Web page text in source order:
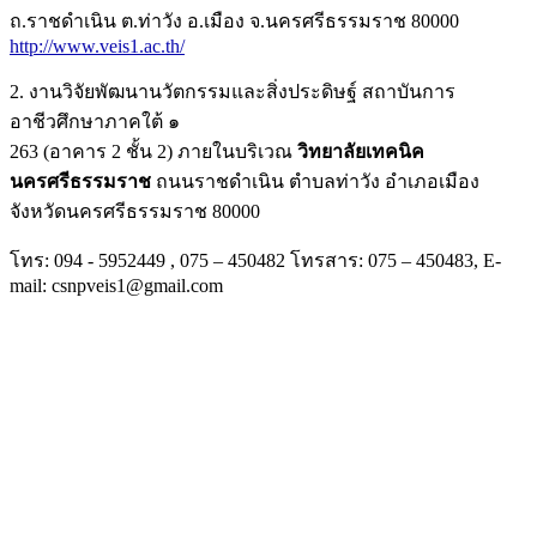
ถ.ราชดำเนิน ต.ท่าวัง อ.เมือง จ.นครศรีธรรมราช 80000
http://www.veis1.ac.th/
2. งานวิจัยพัฒนานวัตกรรมและสิ่งประดิษฐ์ สถาบันการ
อาชีวศึกษาภาคใต้ ๑
263 (อาคาร 2 ชั้น 2) ภายในบริเวณ วิทยาลัยเทคนิค
นครศรีธรรมราช ถนนราชดำเนิน ตำบลท่าวัง อำเภอเมือง
จังหวัดนครศรีธรรมราช 80000
โทร: 094 - 5952449 , 075 – 450482 โทรสาร: 075 – 450483, E-
mail: csnpveis1@gmail.com